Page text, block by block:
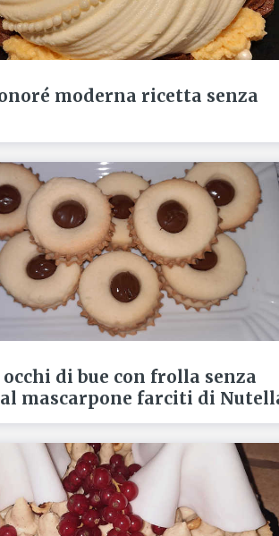
moderna ricetta senza
di bue con frolla senza
mascarpone farciti di